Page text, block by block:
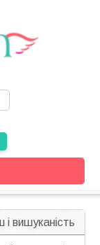
і вишуканість